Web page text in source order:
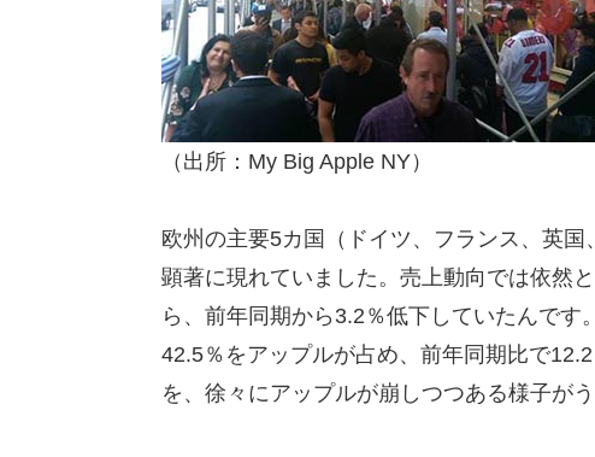
（出所：My Big Apple NY）
欧州の主要5カ国（ドイツ、フランス、英
顕著に現れていました。売上動向では依然
ら、前年同期から3.2％低下していたんで
42.5％をアップルが占め、前年同期比で
を、徐々にアップルが崩しつつある様子がう